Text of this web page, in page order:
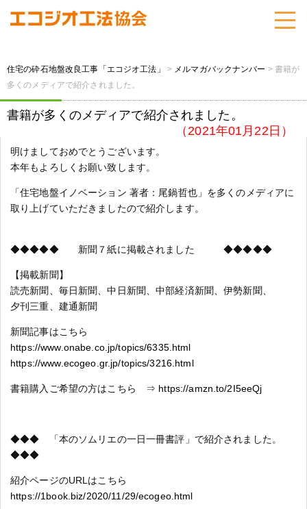
住宅の砕石地盤改良工事「エコジオ工法」 > メルマガバックナンバー >書籍が
多くのメディアで紹介されました。
書籍が多くのメディアで紹介されました。
（2021年01月22日）
明けましておめでとうございます。
本年もよろしくお願い致します。
「住宅地盤イノベーション 著者：尾鍋哲也」を多くのメディアに
取り上げていただきましたので紹介します。
◆◆◆◆◆ 新聞７紙に掲載されました ◆◆◆◆◆
【掲載新聞】
読売新聞、毎日新聞、中日新聞、中部経済新聞、伊勢新聞、
夕刊三重、建通新聞
新聞記事はこちら
https://www.onabe.co.jp/topics/6335.html
https://www.ecogeo.gr.jp/topics/3216.html
書籍購入ご希望の方はこちら ⇒ https://amzn.to/2I5eeQj
◆◆◆ 「本のソムリエの一日一冊書評」で紹介されました。
◆◆◆
紹介ページのURLはこちら
https://1book.biz/2020/11/29/ecogeo.html